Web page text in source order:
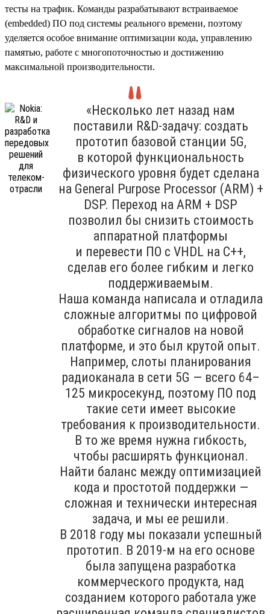
тесты на трафик. Команды разрабатывают встраиваемое
(embedded) ПО под системы реального времени, поэтому
уделяется особое внимание оптимизации кода, управлению
памятью, работе с многопоточностью и достижению
максимальной производительности.
«Несколько лет назад нам
поставили R&D-задачу: создать
прототип базовой станции 5G,
в которой функциональность
физического уровня будет сделана
на General Purpose Processor (ARM) +
DSP. Переход на ARM + DSP
позволил бы снизить стоимость
аппаратной платформы
и перевести ПО с VHDL на C++,
сделав его более гибким и легко
поддерживаемым.
Наша команда написала и отладила
сложные алгоритмы по цифровой
обработке сигналов на новой
платформе, и это был крутой опыт.
Например, слоты планирования
радиоканала в сети 5G — всего 64–
125 микросекунд, поэтому ПО под
такие сети имеет высокие
требования к производительности.
В то же время нужна гибкость,
чтобы расширять функционал.
Найти баланс между оптимизацией
кода и простотой поддержки —
сложная и технически интересная
задача, и мы ее решили.
В 2018 году мы показали успешный
прототип. В 2019-м на его основе
была запущена разработка
коммерческого продукта, над
созданием которого работала уже